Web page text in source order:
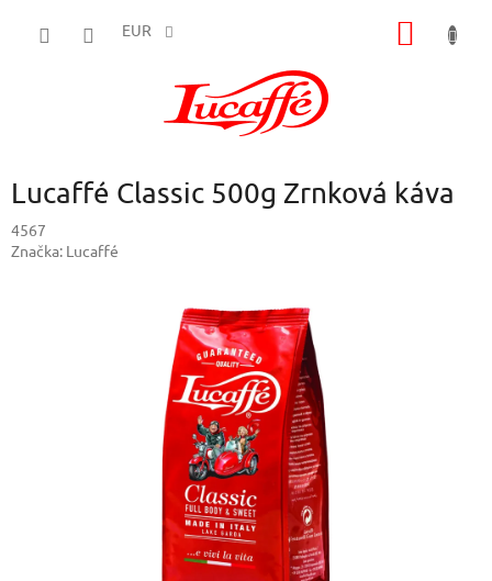
EUR
Lucaffé Classic 500g Zrnková káva
4567
Značka: Lucaffé